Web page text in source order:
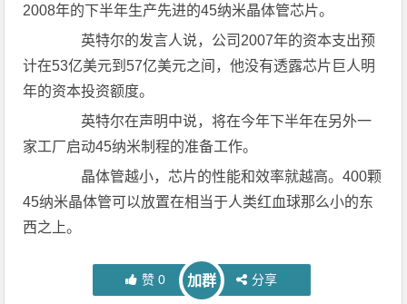
2008年的下半年生产先进的45纳米晶体管芯片。
英特尔的发言人说，公司2007年的资本支出预
计在53亿美元到57亿美元之间，他没有透露芯片巨人明
年的资本投资额度。
英特尔在声明中说，将在今年下半年在另外一
家工厂启动45纳米制程的准备工作。
晶体管越小，芯片的性能和效率就越高。400颗
45纳米晶体管可以放置在相当于人类红血球那么小的东
西之上。
赞 0 加群 分享